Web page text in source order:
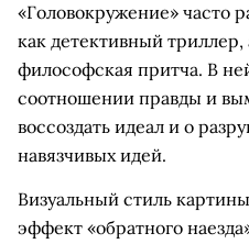
«Головокружение» часто
как детективный триллер,
философская притча. В
соотношении правды и
воссоздать идеал и о
навязчивых идей.
Визуальный стиль
эффект «обратного